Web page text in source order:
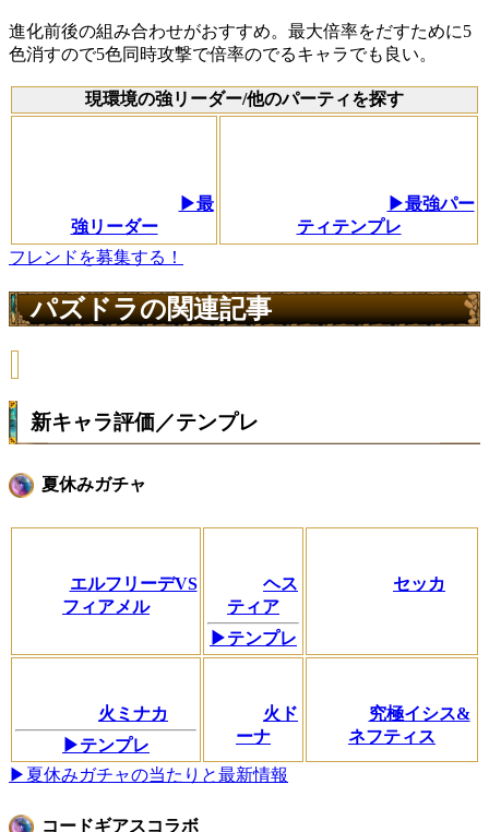
進化前後の組み合わせがおすすめ。最大倍率をだすために5
色消すので5色同時攻撃で倍率のでるキャラでも良い。
現環境の強リーダー/他のパーティを探す
▶最
強リーダー
▶最強パー
ティテンプレ
フレンドを募集する！
パズドラの関連記事
新キャラ評価／テンプレ
夏休みガチャ
エルフリーデVS
フィアメル
ヘス
ティア
▶テンプレ
セッカ
火ミナカ
▶テンプレ
火ド
ーナ
究極イシス&
ネフティス
▶夏休みガチャの当たりと最新情報
コードギアスコラボ